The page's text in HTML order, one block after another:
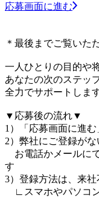
応募画面に進む
＊最後までご覧いた
一人ひとりの目的や
あなたの次のステッ
全力でサポートしま
▼応募後の流れ▼
1）「応募画面に進
2）弊社にご登録がな
お電話かメールに
す
3）登録方法は、来
∟スマホやパソコ